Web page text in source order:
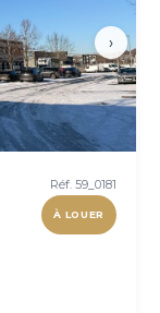
›
Réf. 59_0181
À LOUER